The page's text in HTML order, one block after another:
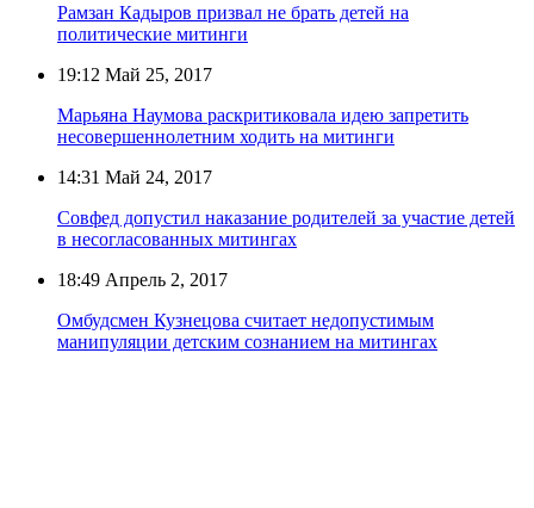
Рамзан Кадыров призвал не брать детей на
политические митинги
19:12 Май 25, 2017
Марьяна Наумова раскритиковала идею запретить
несовершеннолетним ходить на митинги
14:31 Май 24, 2017
Совфед допустил наказание родителей за участие детей
в несогласованных митингах
18:49 Апрель 2, 2017
Омбудсмен Кузнецова считает недопустимым
манипуляции детским сознанием на митингах